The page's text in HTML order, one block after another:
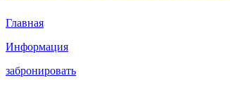
Главная
Информация
забронировать